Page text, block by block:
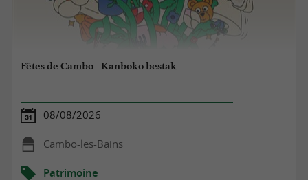
Fêtes de Cambo - Kanboko bestak
08/08/2026
Cambo-les-Bains
Patrimoine